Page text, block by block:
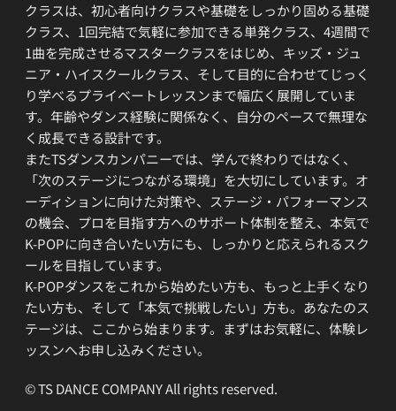
クラスは、初心者向けクラスや基礎をしっかり固める基礎
クラス、1回完結で気軽に参加できる単発クラス、4週間で
1曲を完成させるマスタークラスをはじめ、キッズ・ジュ
ニア・ハイスクールクラス、そして目的に合わせてじっく
り学べるプライベートレッスンまで幅広く展開していま
す。年齢やダンス経験に関係なく、自分のペースで無理な
く成長できる設計です。
またTSダンスカンパニーでは、学んで終わりではなく、
「次のステージにつながる環境」を大切にしています。オ
ーディションに向けた対策や、ステージ・パフォーマンス
の機会、プロを目指す方へのサポート体制を整え、本気で
K-POPに向き合いたい方にも、しっかりと応えられるスク
ールを目指しています。
K-POPダンスをこれから始めたい方も、もっと上手くなり
たい方も、そして「本気で挑戦したい」方も。あなたのス
テージは、ここから始まります。まずはお気軽に、体験レ
ッスンへお申し込みください。
© TS DANCE COMPANY All rights reserved.